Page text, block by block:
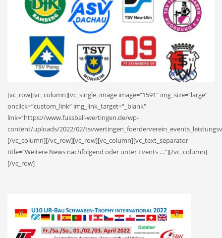
[vc_row][vc_column][vc_single_image image=“1591″ img_size=“large“
onclick=“custom_link“ img_link_target=“_blank“
link=“https://www.fussball-wertingen.de/wp-
content/uploads/2022/02/
[/vc_column][/vc_row][vc_row][vc_column][vc_text_separator
title=“Weitere News nachfolgend oder unter Events …“][/vc_column]
[/vc_row]